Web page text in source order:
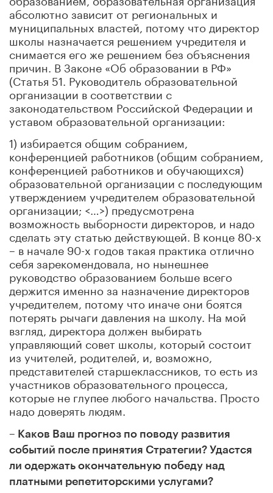
абсолютно зависит от региональных и
муниципальных властей, потому что директор
школы назначается решением учредителя и
снимается его же решением без объяснения
причин. ВЗаконе «Об образовании в РФ»
(Статья 51. Руководитель образовательной
организации в соответствии с
законодательством Российской Федерации и
уставом образовательной организации:
1) избирается общим собранием,
конференцией работников (общим собранием,
конференцией работников и обучающихся)
образовательной организации с последующим
утверждением учредителем образовательной
организации; <…>) предусмотрена
возможность выборности директоров, и надо
сделать эту статью действующей. В конце 80-х
– в начале 90-х годов такая практика отлично
себя зарекомендовала, но нынешнее
руководство образованием больше всего
держится именно за назначение директоров
учредителем , потому что иначе они боятся
потерять рычаги давления на школу. На мой
взгляд, директора должен выбирать
управляющий совет школы, который состоит
из учителей родителей, и, возможно,
представителей старшеклассников, то есть из
участников образовательного процесса,
которые не глупее любого начальства. Просто
надо доверять людям.
– Каков Ваш прогноз по поводу развития
событий после принятия Стратегии? Удастся
ли одержать окончательную победу над
платными репетиторскими услугами?